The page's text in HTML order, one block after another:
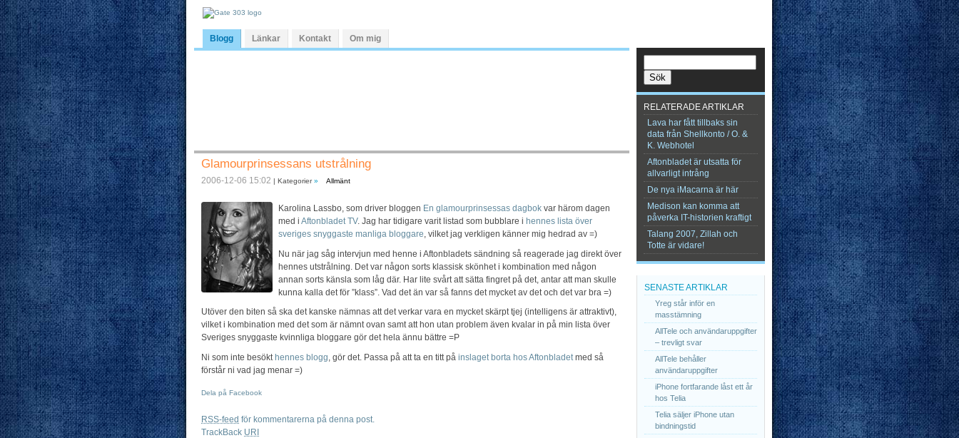
Blogg Länkar Kontakt Om mig
Glamourprinsessans utstrålning
2006-12-06 15:02 | Kategorier» Allmänt
Karolina Lassbo, som driver bloggen En glamourprinsessas dagbok var härom dagen
med i Aftonbladet TV. Jag har tidigare varit listad som bubblare i hennes lista över
sveriges snyggaste manliga bloggare, vilket jag verkligen känner mig hedrad av =)
Nu när jag såg intervjun med henne i Aftonbladets sändning så reagerade jag direkt över
hennes utstrålning. Det var någon sorts klassisk skönhet i kombination med någon
annan sorts känsla som låg där. Har lite svårt att sätta fingret på det, antar att man skulle
kunna kalla det för ”klass”. Vad det än var så fanns det mycket av det och det var bra =)
Utöver den biten så ska det kanske nämnas att det verkar vara en mycket skärpt tjej (intelligens är attraktivt),
vilket i kombination med det som är nämnt ovan samt att hon utan problem även kvalar in på min lista över
Sveriges snyggaste kvinnliga bloggare gör det hela ännu bättre =P
Ni som inte besökt hennes blogg , gör det. Passa på att ta en titt på inslaget borta hos Aftonbladet med så
förstår ni vad jag menar =)
Dela på Facebook
RSS-feed för kommentarerna på denna post.
TrackBack URI
RELATERADE ARTIKLAR
Lava har fått tillbaks sin
data från Shellkonto / O. &
K. Webhotel
Aftonbladet är utsatta för
allvarligt intrång
De nya iMacarna är här
Medison kan komma att
påverka IT-historien kraftigt
Talang 2007, Zillah och
Totte är vidare!
SENASTE ARTIKLAR
Yreg står inför en
masstämning
AllTele och användaruppgifter
– trevligt svar
AllTele behåller
användaruppgifter
iPhone fortfarande låst ett år
hos Telia
Telia säljer iPhone utan
bindningstid